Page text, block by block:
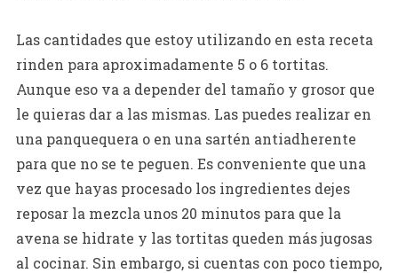
Las cantidades que estoy utilizando en esta receta
rinden para aproximadamente 5 o 6 tortitas.
Aunque eso va a depender del tamaño y grosor que
le quieras dar a las mismas. Las puedes realizar en
una panquequera o en una sartén antiadherente
para que no se te peguen. Es conveniente que una
vez que hayas procesado los ingredientes dejes
reposar la mezcla unos 20 minutos para que la
avena se hidrate y las tortitas queden más jugosas
al cocinar. Sin embargo, si cuentas con poco tiempo,